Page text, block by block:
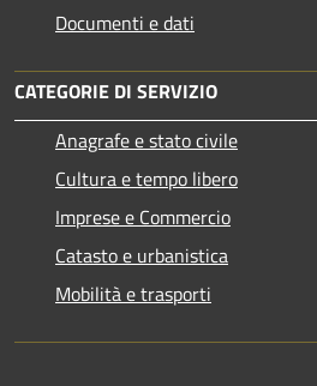
Documenti e dati
CATEGORIE DI SERVIZIO
Anagrafe e stato civile
Cultura e tempo libero
Imprese e Commercio
Catasto e urbanistica
Mobilità e trasporti